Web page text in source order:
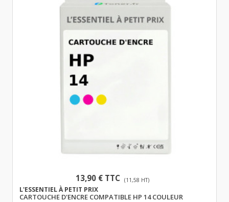
13,90 € TTC (11,58 HT)
L'ESSENTIEL À PETIT PRIX
CARTOUCHE D'ENCRE COMPATIBLE HP 14 COULEUR